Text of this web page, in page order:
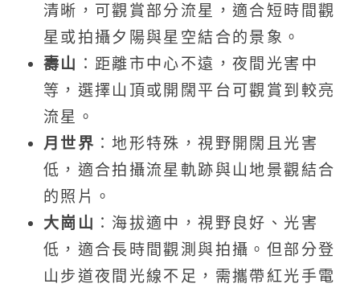
清晰，可觀賞部分流星，適合短時間觀
星或拍攝夕陽與星空結合的景象。
壽山 ：距離市中心不遠，夜間光害中
等，選擇山頂或開闊平台可觀賞到較亮
流星。
月世界 ：地形特殊，視野開闊且光害
低，適合拍攝流星軌跡與山地景觀結合
的照片。
大崗山 ：海拔適中，視野良好、光害
低，適合長時間觀測與拍攝。但部分登
山步道夜間光線不足，需攜帶紅光手電